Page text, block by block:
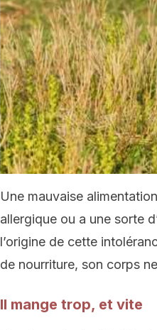
Une mauvaise
allergique ou a une sorte
l’origine de cette
de nourriture, son corps
Il mange trop, et vite